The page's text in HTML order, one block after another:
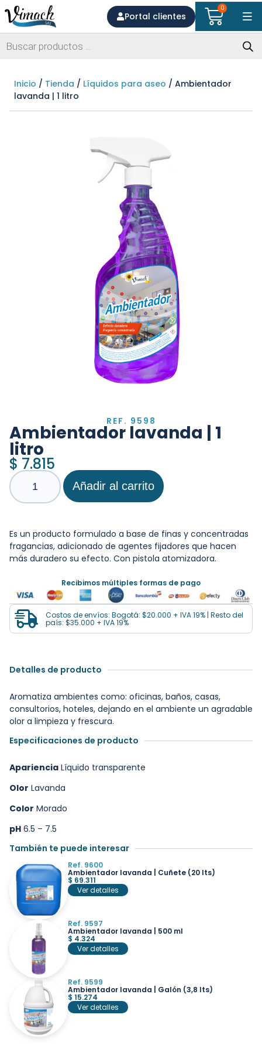
Portal clientes
0
Inicio / Tienda / Líquidos para aseo / Ambientador
lavanda | 1 litro
REF. 9598
Ambientador lavanda | 1
litro
$ 7.815
Añadir al carrito
Es un producto formulado a base de finas y concentradas
fragancias, adicionado de agentes fijadores que hacen
más duradero su efecto. Con pistola atomizadora.
Recibimos múltiples formas de pago
Costos de envíos: Bogotá: $20.000 + IVA 19% | Resto del
país: $35.000 + IVA 19%
Detalles de producto
Aromatiza ambientes como: oficinas, baños, casas,
consultorios, hoteles, dejando en el ambiente un agradable
olor a limpieza y frescura.
Especificaciones de producto
Apariencia Líquido transparente
Olor Lavanda
Color Morado
pH 6.5 – 7.5
También te puede interesar
Ref. 9600
Ambientador lavanda | Cuñete (20 lts)
$ 69.311
Ver detalles
Ref. 9597
Ambientador lavanda | 500 ml
$ 4.324
Ver detalles
Ref. 9599
Ambientador lavanda | Galón (3,8 lts)
$ 15.274
Ver detalles